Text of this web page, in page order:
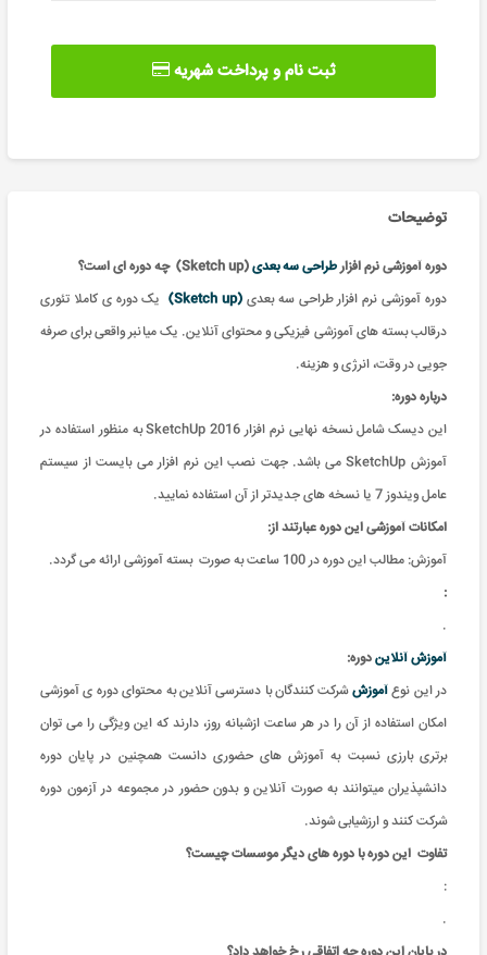
ثبت نام و پرداخت شهریه
توضیحات
دوره آموزشی نرم افزارطراحی سه بعدی(Sketch up) چه دوره ای است؟
دوره آموزشی نرم افزار طراحی سه بعدی (Sketch up)
یک دوره ی کاملا تئوری
درقالب بسته های آموزشی فیزیکی و محتوای آنلاین. یک میانبر واقعی برای صرفه
جویی در وقت، انرژی و هزینه.
درباره دوره:
این دیسک شامل نسخه نهایی نرم افزار SketchUp 2016 به منظور استفاده در
آموزش SketchUp می باشد. جهت نصب این نرم افزار می بایست از سیستم
عامل ویندوز 7 یا نسخه های جدیدتر از آن استفاده نمایید.
امکانات آموزشی این دوره عبارتند از:
آموزش: مطالب این دوره در 100 ساعت به صورت بسته آموزشی ارائه می گردد.
:
.
آموزش آنلایندوره:
در این نوعآموزششرکت کنندگان با دسترسی آنلاین به محتوای دوره ی آموزشی
امکان استفاده از آن را در هر ساعت ازشبانه روز، دارند که این ویژگی را می توان
برتری بارزی نسبت به آموزش های حضوری دانست همچنین در پایان دوره
دانشپذیران میتوانند به صورت آنلاین و بدون حضور در مجموعه در آزمون دوره
شرکت کنند و ارزشیابی شوند.
تفاوت این دوره با دوره های دیگر موسسات چیست؟
:
.